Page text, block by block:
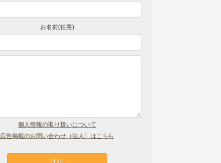
お名前(任意)
個人情報の取り扱いについて
広告掲載のお問い合わせ（法人）はこちら